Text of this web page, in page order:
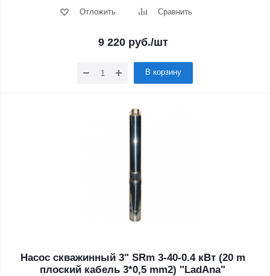
Отложить Сравнить
9 220руб./шт
В корзину
Насос скважинный 3" SRm 3-40-0.4 кВт (20 m
плоский кабель 3*0,5 mm2) "LadAna"